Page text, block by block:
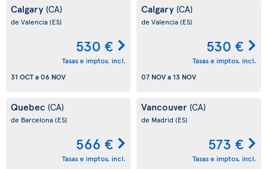
Calgary (CA)
de Valencia(ES)
530 €
Tasas e imptos. incl.
31 OCTa06 NOV
Calgary (CA)
de Valencia(ES)
530 €
Tasas e imptos. incl.
07 NOVa 13 NOV
Quebec (CA)
de Barcelona(ES)
566 €
Tasas e imptos. incl.
Vancouver (CA)
de Madrid(ES)
573 €
Tasas e imptos. incl.